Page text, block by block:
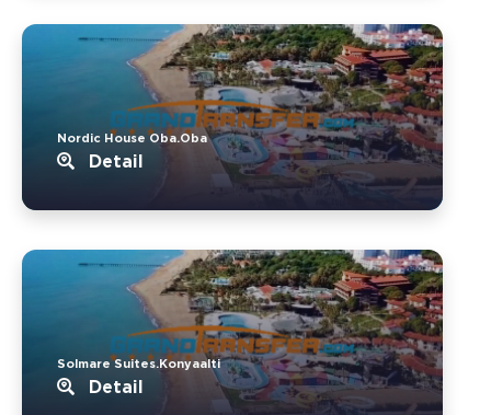
Nordic House Oba.Oba
Detail
Solmare Suites.Konyaalti
Detail